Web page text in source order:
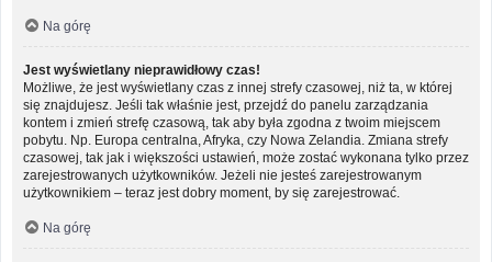
Na górę
Jest wyświetlany nieprawidłowy czas!
Możliwe, że jest wyświetlany czas z innej strefy czasowej, niż ta, w której
się znajdujesz. Jeśli tak właśnie jest, przejdź do panelu zarządzania
kontem i zmień strefę czasową, tak aby była zgodna z twoim miejscem
pobytu. Np. Europa centralna, Afryka, czy Nowa Zelandia. Zmiana strefy
czasowej, tak jak i większości ustawień, może zostać wykonana tylko przez
zarejestrowanych użytkowników. Jeżeli nie jesteś zarejestrowanym
użytkownikiem – teraz jest dobry moment, by się zarejestrować.
Na górę